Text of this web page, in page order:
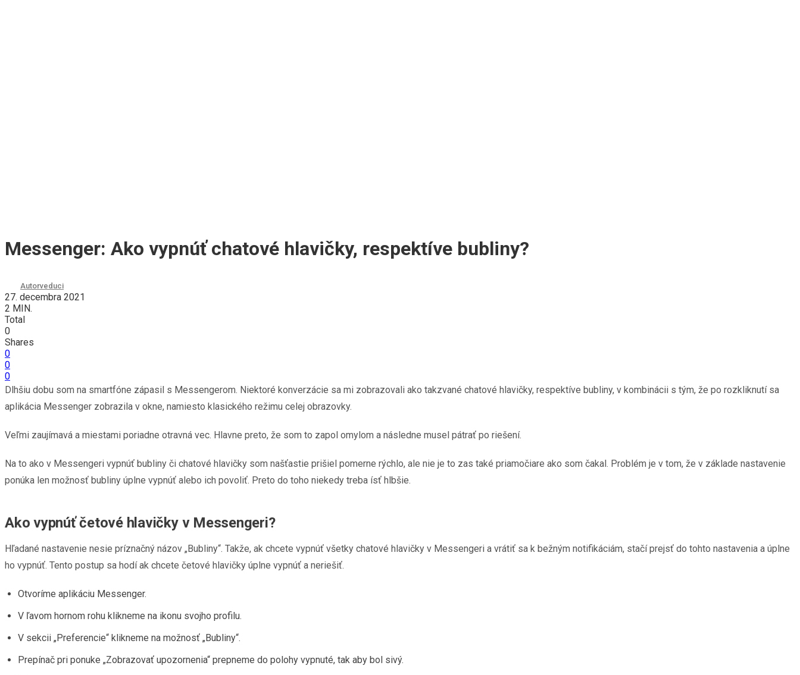
Messenger: Ako vypnúť chatové hlavičky, respektíve bubliny?
Autorveduci
27. decembra 2021
2 MIN.
Total
0
Shares
0
0
0
Dlhšiu dobu som na smartfóne zápasil s Messengerom. Niektoré konverzácie sa mi zobrazovali ako takzvané chatové hlavičky, respektíve bubliny, v kombinácii s tým, že po rozkliknutí sa
aplikácia Messenger zobrazila v okne, namiesto klasického režimu celej obrazovky.
Veľmi zaujímavá a miestami poriadne otravná vec. Hlavne preto, že som to zapol omylom a následne musel pátrať po riešení.
Na to ako v Messengeri vypnúť bubliny či chatové hlavičky som našťastie prišiel pomerne rýchlo, ale nie je to zas také priamočiare ako som čakal. Problém je v tom, že v základe nastavenie
ponúka len možnosť bubliny úplne vypnúť alebo ich povoliť. Preto do toho niekedy treba ísť hlbšie.
Ako vypnúť četové hlavičky v Messengeri?
Hľadané nastavenie nesie príznačný názov „Bubliny“. Takže, ak chcete vypnúť všetky chatové hlavičky v Messengeri a vrátiť sa k bežným notifikáciám, stačí prejsť do tohto nastavenia a úplne
ho vypnúť. Tento postup sa hodí ak chcete četové hlavičky úplne vypnúť a neriešiť.
Otvoríme aplikáciu Messenger.
V ľavom hornom rohu klikneme na ikonu svojho profilu.
V sekcii „Preferencie“ klikneme na možnosť „Bubliny“.
Prepínač pri ponuke „Zobrazovať upozornenia“ prepneme do polohy vypnuté, tak aby bol sivý.